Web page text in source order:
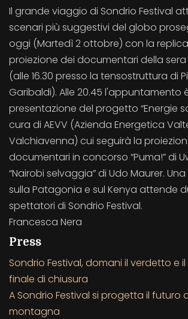
Il grande viaggio di Sondrio Festival
scenari più suggestivi del globo
oggi (Martedì 2 ottobre) con la
proiezione dei documentari della
(alle 16.30 presso la tensostruttura di
Garibaldi). Alle 20.45 l'appuntamento
presentazione del progetto “Energie
cura di AEVV (Azienda Energetica
Valchiavenna) cui seguirà la
documentari in concorso “Puma!” di
“Nairobi selvaggia” di Udo Maurer.
sulla Patagonia e sul Kenya attende
spettatori di Sondrio Festival.
Francesca Nera
Press
Sondrio Festival, domani il verdetto e
finale di chiusura
A Sondrio Festival si progetta il futuro
montagna